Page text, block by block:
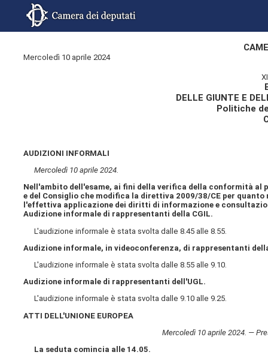
Mercoledì 10 aprile 2024
DELLE GIUNTE E
Politiche
AUDIZIONI INFORMALI
Mercoledì 10 aprile 2024.
Nell'ambito dell'esame, ai fini della verifica della conformità
e del Consiglio che modifica la direttiva 2009/38/CE per
l'effettiva applicazione dei diritti di informazione e
Audizione informale di rappresentanti della CGIL.
L'audizione informale è stata svolta dalle 8.45 alle 8.55.
Audizione informale, in videoconferenza, di rappresentanti
L'audizione informale è stata svolta dalle 8.55 alle 9.10.
Audizione informale di rappresentanti dell'UGL.
L'audizione informale è stata svolta dalle 9.10 alle 9.25.
ATTI DELL'UNIONE EUROPEA
Mercoledì 10 aprile 2024. —
La seduta comincia alle 14.05.